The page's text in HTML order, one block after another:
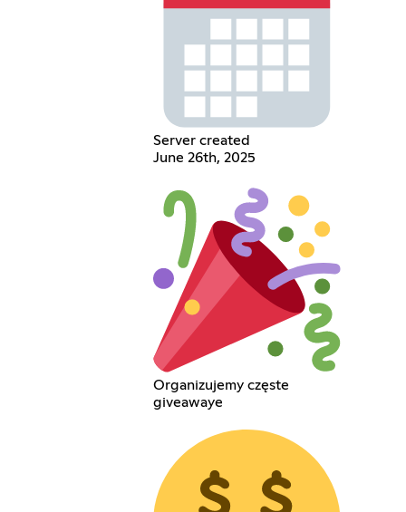
Server created
June 26th, 2025
Organizujemy częste
giveawaye